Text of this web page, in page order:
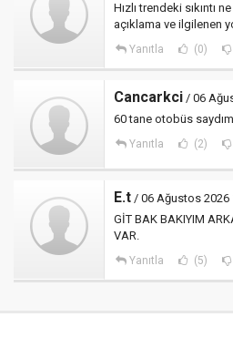
Hızlı trendeki sıkıntı
açıklama ve ilgilenen
Yanıtla (0)
Cancarkci / 06
60 tane otobüs
Yanıtla (2)
E.t / 06 Ağustos 2026
GİT BAK BAKIYIM
VAR.
Yanıtla (5)